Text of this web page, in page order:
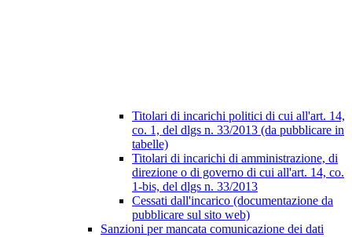
Titolari di incarichi politici di cui all'art. 14,
co. 1, del dlgs n. 33/2013 (da pubblicare in
tabelle)
Titolari di incarichi di amministrazione, di
direzione o di governo di cui all'art. 14, co.
1-bis, del dlgs n. 33/2013
Cessati dall'incarico (documentazione da
pubblicare sul sito web)
Sanzioni per mancata comunicazione dei dati